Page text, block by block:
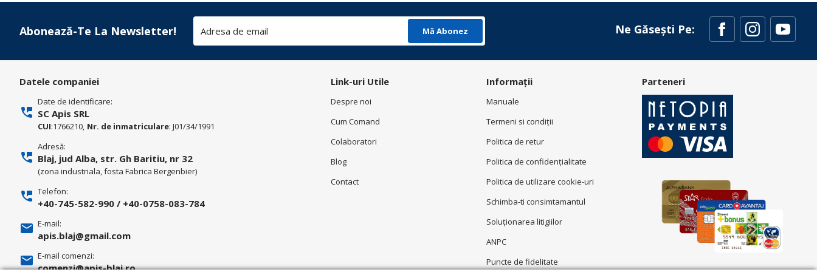
Abonează-Te La Newsletter! Mă Abonez Ne Găsești Pe:
Datele companiei
Date de identificare:
SC Apis SRL
CUI:1766210, Nr. de inmatriculare: J01/34/1991
Adresă:
Blaj, jud Alba, str. Gh Baritiu, nr 32
(zona industriala, fosta Fabrica Bergenbier)
Telefon:
+40-745-582-990 / +40-0758-083-784
E-mail:
apis.blaj@gmail.com
E-mail comenzi:
comenzi@apis-blaj.ro
Link-uri Utile
Despre noi
Cum Comand
Colaboratori
Blog
Contact
Informații
Manuale
Termeni si condiţii
Politica de retur
Politica de confidenţialitate
Politica de utilizare cookie-uri
Schimba-ti consimtamantul
Soluționarea litigiilor
ANPC
Puncte de fidelitate
Parteneri